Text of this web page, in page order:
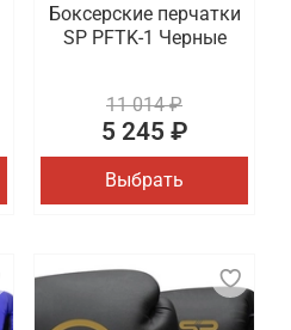
Боксерские перчатки
SP PFTK-1 Черные
11 014 ₽
5 245 ₽
Выбрать